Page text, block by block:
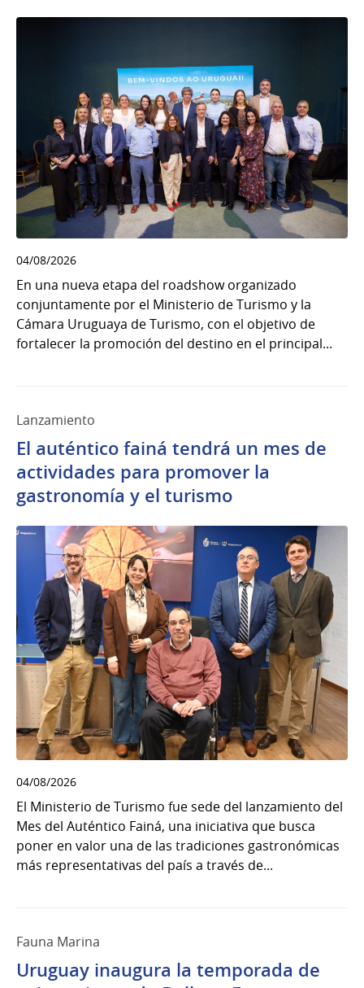
04/08/2026
En una nueva etapa del roadshow organizado
conjuntamente por el Ministerio de Turismo y la
Cámara Uruguaya de Turismo, con el objetivo de
fortalecer la promoción del destino en el principal...
Lanzamiento
El auténtico fainá tendrá un mes de
actividades para promover la
gastronomía y el turismo
04/08/2026
El Ministerio de Turismo fue sede del lanzamiento del
Mes del Auténtico Fainá, una iniciativa que busca
poner en valor una de las tradiciones gastronómicas
más representativas del país a través de...
Fauna Marina
Uruguay inaugura la temporada de